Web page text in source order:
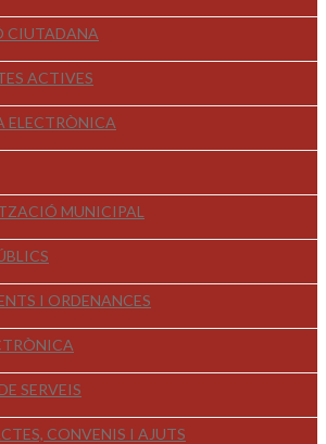
CIUTADANA
ACTIVES
ELECTRÒNICA
MUNICIPAL
I ORDENANCES
SERVEIS
CONVENIS I AJUTS